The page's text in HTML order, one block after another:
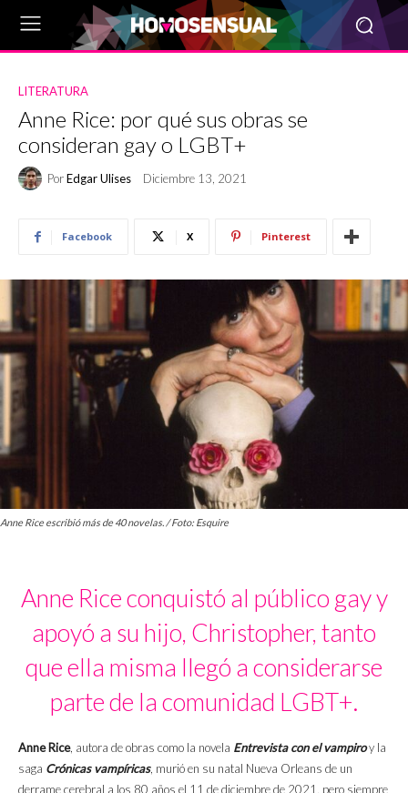
LITERATURA
Anne Rice: por qué sus obras se
consideran gay o LGBT+
PorEdgar Ulises Diciembre 13, 2021
Facebook X Pinterest
Anne Rice escribió más de 40 novelas. / Foto: Esquire
Anne Rice conquistó al público gay y
apoyó a su hijo, Christopher, tanto
que ella misma llegó a considerarse
parte de la comunidad LGBT+.
Anne Rice, autora de obras como la novela Entrevista con el vampiroy la
saga Crónicas vampíricas, murió en su natal Nueva Orleans de un
derrame cerebral a los 80 años el 11 de diciembre de 2021, pero siempre